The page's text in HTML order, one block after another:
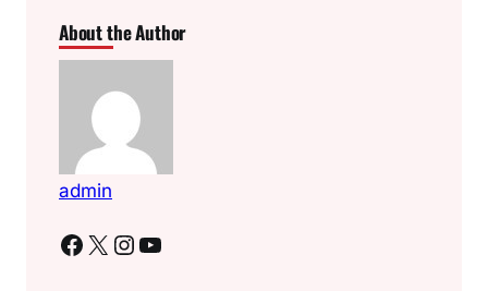
About the Author
admin
Facebook X Instagram YouTube